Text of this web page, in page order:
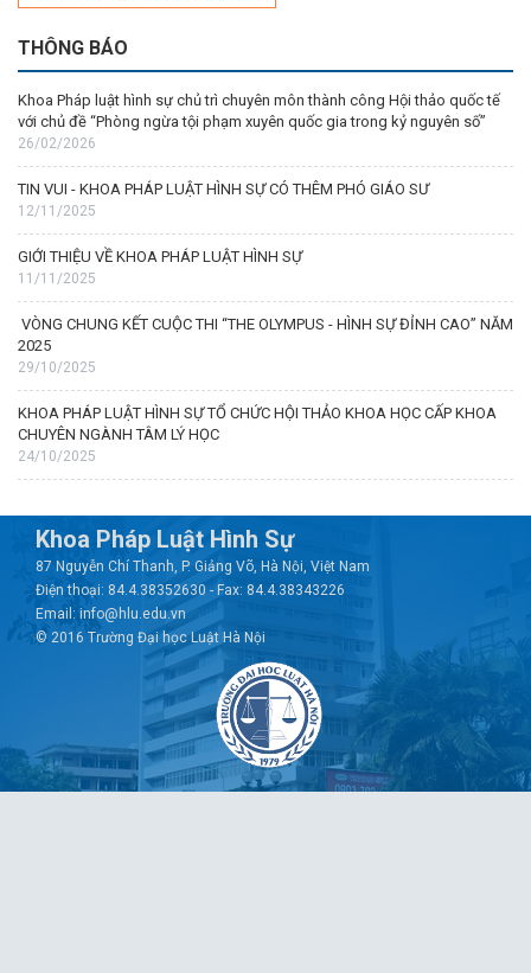
THÔNG BÁO
Khoa Pháp luật hình sự chủ trì chuyên môn thành công Hội thảo quốc tế
với chủ đề “Phòng ngừa tội phạm xuyên quốc gia trong kỷ nguyên số”
26/02/2026
TIN VUI - KHOA PHÁP LUẬT HÌNH SỰ CÓ THÊM PHÓ GIÁO SƯ
12/11/2025
GIỚI THIỆU VỀ KHOA PHÁP LUẬT HÌNH SỰ
11/11/2025
VÒNG CHUNG KẾT CUỘC THI “THE OLYMPUS - HÌNH SỰ ĐỈNH CAO” NĂM
2025
29/10/2025
KHOA PHÁP LUẬT HÌNH SỰ TỔ CHỨC HỘI THẢO KHOA HỌC CẤP KHOA
CHUYÊN NGÀNH TÂM LÝ HỌC
24/10/2025
Khoa Pháp Luật Hình Sự
87 Nguyễn Chí Thanh, P. Giảng Võ, Hà Nội, Việt Nam
Điện thoại: 84.4.38352630 - Fax: 84.4.38343226
Email: info@hlu.edu.vn
© 2016 Trường Đại học Luật Hà Nội